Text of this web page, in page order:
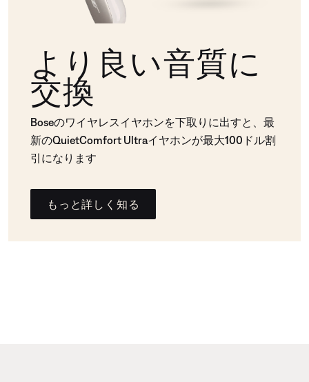
より良い音質に
交換
Boseのワイヤレスイヤホンを下取りに出すと、最
新のQuietComfort Ultraイヤホンが最大100ドル割
引になります
もっと詳しく知る